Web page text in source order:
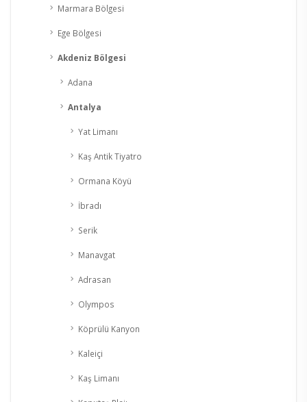
Marmara Bölgesi
Ege Bölgesi
Akdeniz Bölgesi
Adana
Antalya
Yat Limanı
Kaş Antik Tiyatro
Ormana Köyü
İbradı
Serik
Manavgat
Adrasan
Olympos
Köprülü Kanyon
Kaleiçi
Kaş Limanı